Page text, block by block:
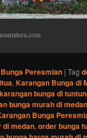
Peresmian |Tag
,Karangan Bunga di
karangan bunga di
bunga murah di medan
Bunga
di medan,order bunga